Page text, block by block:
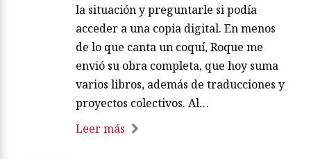
la situación y preguntarle si podía
acceder a una copia digital. En menos
de lo que canta un coquí, Roque me
envió su obra completa, que hoy suma
varios libros, además de traducciones y
proyectos colectivos. Al…
Leer más